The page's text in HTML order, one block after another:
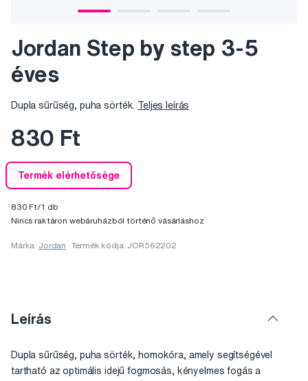
Jordan Step by step 3-5
éves
Dupla sűrűség, puha sörték. Teljes leírás
830 Ft
Termék elérhetősége
830 Ft/1 db
Nincs raktáron webáruházból történő vásárláshoz
Márka: Jordan Termék kódja: JOR562202
Leírás
Dupla sűrűség, puha sörték, homokóra, amely segítségével
tartható az optimális idejű fogmosás, kényelmes fogás a